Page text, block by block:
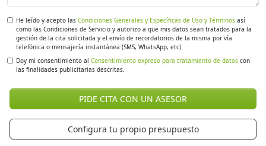
He leído y acepto las Condiciones Generales y Específicas de Uso y Términos así
como las Condiciones de Servicio y autorizo a que mis datos sean tratados para la
gestión de la cita solicitada y el envío de recordatorios de la misma por vía
telefónica o mensajería instantánea (SMS, WhatsApp, etc).
Doy mi consentimiento al Consentimiento expreso para tratamiento de datos con
las finalidades publicitarias descritas.
PIDE CITA CON UN ASESOR
Configura tu propio presupuesto